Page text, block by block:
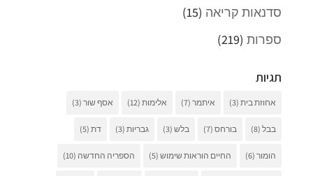
סדנאות קריאה (15)
ספרות(219)
תגיות
אחוזת בית(3) איתמר(7) אלימות(12) אסף שור(3)
בבל(8) בורחס(7) בלש(3) גבריות(3) דת(5)
הומור(6) החיים הוראות שימוש(5) הספריה החדשה (10)